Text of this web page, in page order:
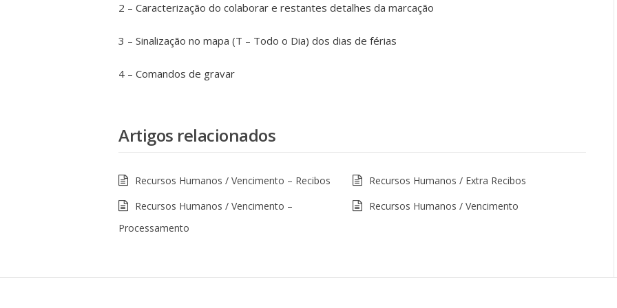
2 – Caracterização do colaborar e restantes detalhes da marcação
3 – Sinalização no mapa (T – Todo o Dia) dos dias de férias
4 – Comandos de gravar
Artigos relacionados
Recursos Humanos / Vencimento – Recibos
Recursos Humanos / Extra Recibos
Recursos Humanos / Vencimento –
Processamento
Recursos Humanos / Vencimento